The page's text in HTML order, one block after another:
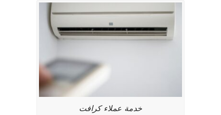
خدمة عملاء كرافت